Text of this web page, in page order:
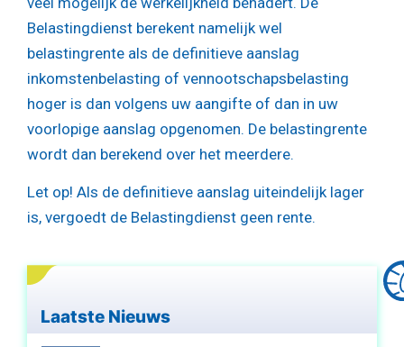
Belastingdienst berekent namelijk wel
belastingrente als de definitieve aanslag
inkomstenbelasting of vennootschapsbelasting
hoger is dan volgens uw aangifte of dan in uw
voorlopige aanslag opgenomen. De belastingrente
wordt dan berekend over het meerdere.
Let op! Als de definitieve aanslag uiteindelijk lager
is, vergoedt de Belastingdienst geen rente.
Laatste Nieuws